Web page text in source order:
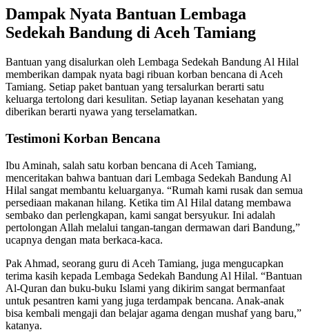
Dampak Nyata Bantuan Lembaga
Sedekah Bandung di Aceh Tamiang
Bantuan yang disalurkan oleh Lembaga Sedekah Bandung Al Hilal
memberikan dampak nyata bagi ribuan korban bencana di Aceh
Tamiang. Setiap paket bantuan yang tersalurkan berarti satu
keluarga tertolong dari kesulitan. Setiap layanan kesehatan yang
diberikan berarti nyawa yang terselamatkan.
Testimoni Korban Bencana
Ibu Aminah, salah satu korban bencana di Aceh Tamiang,
menceritakan bahwa bantuan dari Lembaga Sedekah Bandung Al
Hilal sangat membantu keluarganya. “Rumah kami rusak dan semua
persediaan makanan hilang. Ketika tim Al Hilal datang membawa
sembako dan perlengkapan, kami sangat bersyukur. Ini adalah
pertolongan Allah melalui tangan-tangan dermawan dari Bandung,”
ucapnya dengan mata berkaca-kaca.
Pak Ahmad, seorang guru di Aceh Tamiang, juga mengucapkan
terima kasih kepada Lembaga Sedekah Bandung Al Hilal. “Bantuan
Al-Quran dan buku-buku Islami yang dikirim sangat bermanfaat
untuk pesantren kami yang juga terdampak bencana. Anak-anak
bisa kembali mengaji dan belajar agama dengan mushaf yang baru,”
katanya.